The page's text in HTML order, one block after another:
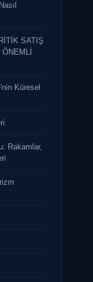
SATIŞ
Küresel
Rakamlar,